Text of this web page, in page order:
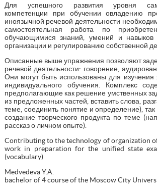
Для успешного развития уровня
компетенции при обучении овладению
иноязычной речевой деятельности
самостоятельная работа по
обучающимися знаний, умений и навыков
организации и регулированию собственной
Описанные выше упражнения позволяют
речевой деятельности: говорение,
Они могут быть использованы для изучения
индивидуального обучения. Комплекс
предполагающие как решение умственных
из предложенных частей, вставить слова,
теме, соединить понятие и определение),
создание творческого продукта по теме
рассказ о личном опыте).
Contributing to the technology of organization
work in preparation for the unified state
(vocabulary)
Medvedeva Y.A.
bachelor of 4 course of the Moscow City